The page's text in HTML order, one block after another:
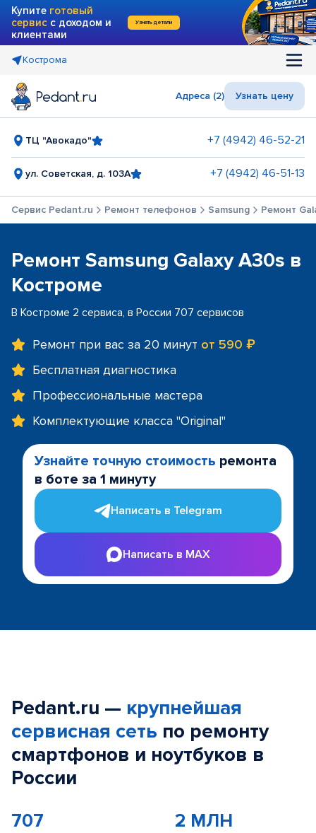
Купите готовый
сервис с доходом и
клиентами
Узнать детали
Кострома
Адреса (2) Узнать цену
ТЦ "Авокадо" +7 (4942) 46-52-21
ул. Советская, д. 103А +7 (4942) 46-51-13
Сервис Pedant.ru Ремонт телефонов Samsung Ремонт
Ремонт Samsung Galaxy A30s в
Костроме
В Костроме 2 сервиса, в России 707 сервисов
Ремонт при вас за 20 минут от 590 ₽
Бесплатная диагностика
Профессиональные мастера
Комплектующие класса "Original"
Узнайте точную стоимость ремонта
в боте за 1 минуту
Написать в Telegram
Написать в MAX
Pedant.ru — крупнейшая
сервисная сеть по ремонту
смартфонов и ноутбуков в
России
707 2 МЛН